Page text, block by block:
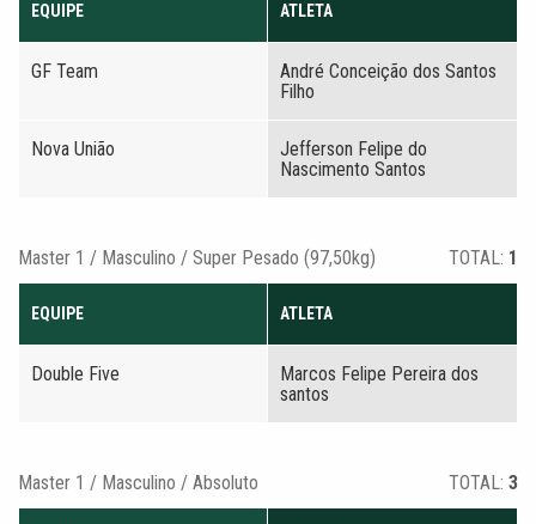
EQUIPE ATLETA
GF Team
André Conceição dos Santos
Filho
Nova União
Jefferson Felipe do
Nascimento Santos
Master 1 / Masculino / Super Pesado (97,50kg) TOTAL: 1
EQUIPE ATLETA
Double Five
Marcos Felipe Pereira dos
santos
Master 1 / Masculino / Absoluto TOTAL: 3